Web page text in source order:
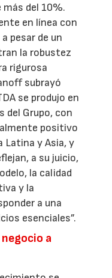
del 10%.
en línea con
pesar de un
la robustez
rigurosa
subrayó
se produjo en
del Grupo, con
positivo
Latina y Asia, y
a su juicio,
la calidad
y la
a una
esenciales”.
a